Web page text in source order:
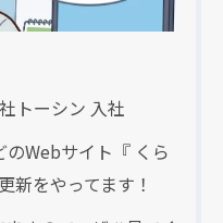
トーシン 入社
のWebサイト『 くら
新をやってます！